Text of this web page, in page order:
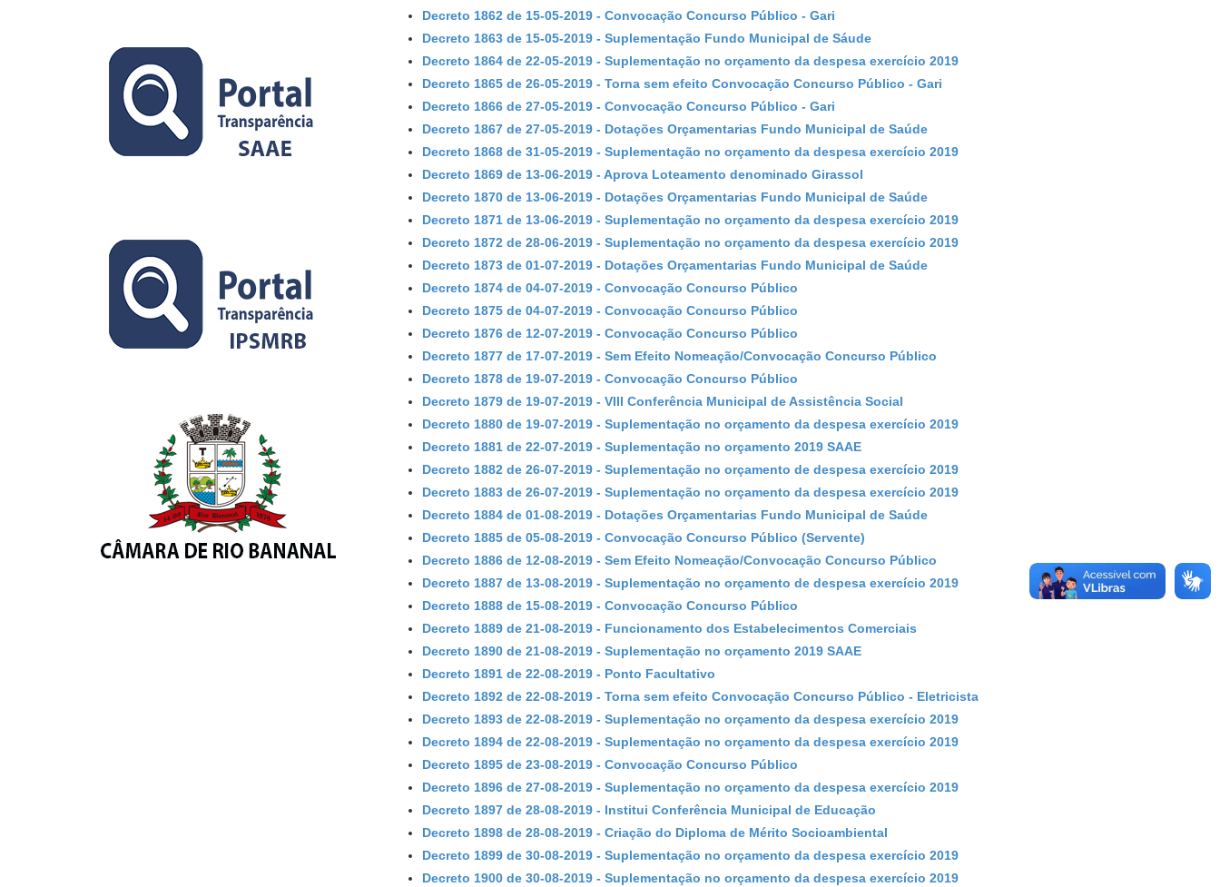
Decreto 1862 de 15-05-2019 - Convocação Concurso Público - Gari
Decreto 1863 de 15-05-2019 - Suplementação Fundo Municipal de Sáude
Decreto 1864 de 22-05-2019 - Suplementação no orçamento da despesa exercício 2019
Decreto 1865 de 26-05-2019 - Torna sem efeito Convocação Concurso Público - Gari
Decreto 1866 de 27-05-2019 - Convocação Concurso Público - Gari
Decreto 1867 de 27-05-2019 - Dotações Orçamentarias Fundo Municipal de Saúde
Decreto 1868 de 31-05-2019 - Suplementação no orçamento da despesa exercício 2019
Decreto 1869 de 13-06-2019 - Aprova Loteamento denominado Girassol
Decreto 1870 de 13-06-2019 - Dotações Orçamentarias Fundo Municipal de Saúde
Decreto 1871 de 13-06-2019 - Suplementação no orçamento da despesa exercício 2019
Decreto 1872 de 28-06-2019 - Suplementação no orçamento da despesa exercício 2019
Decreto 1873 de 01-07-2019 - Dotações Orçamentarias Fundo Municipal de Saúde
Decreto 1874 de 04-07-2019 - Convocação Concurso Público
Decreto 1875 de 04-07-2019 - Convocação Concurso Público
Decreto 1876 de 12-07-2019 - Convocação Concurso Público
Decreto 1877 de 17-07-2019 - Sem Efeito Nomeação/Convocação Concurso Público
Decreto 1878 de 19-07-2019 - Convocação Concurso Público
Decreto 1879 de 19-07-2019 - VIII Conferência Municipal de Assistência Social
Decreto 1880 de 19-07-2019 - Suplementação no orçamento da despesa exercício 2019
Decreto 1881 de 22-07-2019 - Suplementação no orçamento 2019 SAAE
Decreto 1882 de 26-07-2019 - Suplementação no orçamento de despesa exercício 2019
Decreto 1883 de 26-07-2019 - Suplementação no orçamento da despesa exercício 2019
Decreto 1884 de 01-08-2019 - Dotações Orçamentarias Fundo Municipal de Saúde
Decreto 1885 de 05-08-2019 - Convocação Concurso Público (Servente)
Decreto 1886 de 12-08-2019 - Sem Efeito Nomeação/Convocação Concurso Público
Decreto 1887 de 13-08-2019 - Suplementação no orçamento de despesa exercício 2019
Decreto 1888 de 15-08-2019 - Convocação Concurso Público
Decreto 1889 de 21-08-2019 - Funcionamento dos Estabelecimentos Comerciais
Decreto 1890 de 21-08-2019 - Suplementação no orçamento 2019 SAAE
Decreto 1891 de 22-08-2019 - Ponto Facultativo
Decreto 1892 de 22-08-2019 - Torna sem efeito Convocação Concurso Público - Eletricista
Decreto 1893 de 22-08-2019 - Suplementação no orçamento da despesa exercício 2019
Decreto 1894 de 22-08-2019 - Suplementação no orçamento da despesa exercício 2019
Decreto 1895 de 23-08-2019 - Convocação Concurso Público
Decreto 1896 de 27-08-2019 - Suplementação no orçamento da despesa exercício 2019
Decreto 1897 de 28-08-2019 - Institui Conferência Municipal de Educação
Decreto 1898 de 28-08-2019 - Criação do Diploma de Mérito Socioambiental
Decreto 1899 de 30-08-2019 - Suplementação no orçamento da despesa exercício 2019
Decreto 1900 de 30-08-2019 - Suplementação no orçamento da despesa exercício 2019